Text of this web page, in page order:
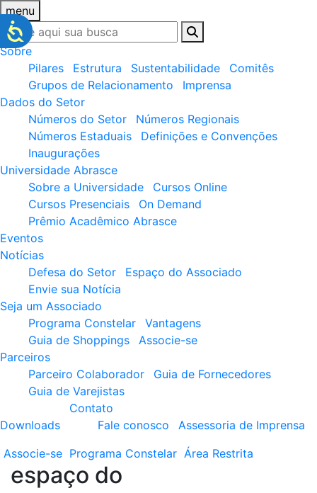
menu
Sobre
Pilares
Estrutura Sustentabilidade
Comitês
Grupos de Relacionamento
Imprensa
Dados do Setor
Números do Setor
Números Regionais
Números Estaduais
Definições e Convenções
Inaugurações
Universidade Abrasce
Sobre a Universidade
Cursos Online
Cursos Presenciais
On Demand
Prêmio Acadêmico Abrasce
Eventos
Notícias
Defesa do Setor
Espaço do Associado
Envie sua Notícia
Seja um Associado
Programa Constelar
Vantagens
Guia de Shoppings
Associe-se
Parceiros
Parceiro Colaborador
Guia de Fornecedores
Guia de Varejistas
Downloads
Contato
Fale conosco
Assessoria de Imprensa
Associe-se Programa Constelar Área Restrita
espaço do